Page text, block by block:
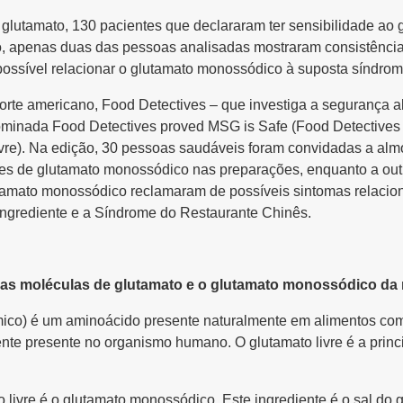
130 pacientes que declararam ter sensibilidade ao
apenas duas das pessoas analisadas mostraram
relacionar o glutamato monossódico à suposta
americano, Food Detectives – que investiga a segurança
Food Detectives proved MSG is Safe (Food
Na edição, 30 pessoas saudáveis foram convidadas a
de glutamato monossódico nas preparações, enquanto a
monossódico reclamaram de possíveis sintomas
e a Síndrome do Restaurante Chinês.
moléculas de glutamato e o glutamato monossódico da
é um aminoácido presente naturalmente em alimentos
presente no organismo humano. O glutamato livre é a
livre é o glutamato monossódico. Este ingrediente é o sal do